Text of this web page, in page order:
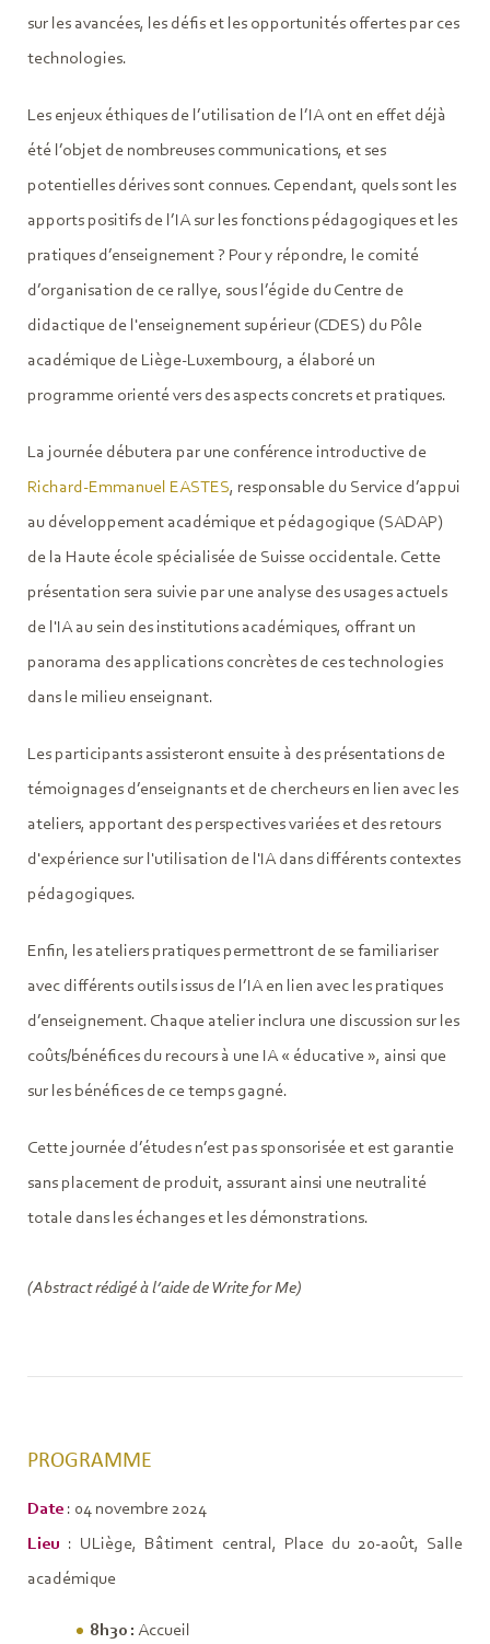
sur les avancées, les défis et les opportunités offertes par ces
technologies.
Les enjeux éthiques de l’utilisation de l’IA ont en effet déjà
été l’objet de nombreuses communications, et ses
potentielles dérives sont connues. Cependant, quels sont les
apports positifs de l’IA sur les fonctions pédagogiques et les
pratiques d’enseignement ? Pour y répondre, le comité
d’organisation de ce rallye, sous l’égide du Centre de
didactique de l'enseignement supérieur (CDES) du Pôle
académique de Liège-Luxembourg, a élaboré un
programme orienté vers des aspects concrets et pratiques.
La journée débutera par une conférence introductive de
Richard-Emmanuel EASTES, responsable du Service d’appui
au développement académique et pédagogique (SADAP)
de la Haute école spécialisée de Suisse occidentale. Cette
présentation sera suivie par une analyse des usages actuels
de l'IA au sein des institutions académiques, offrant un
panorama des applications concrètes de ces technologies
dans le milieu enseignant.
Les participants assisteront ensuite à des présentations de
témoignages d’enseignants et de chercheurs en lien avec les
ateliers, apportant des perspectives variées et des retours
d'expérience sur l'utilisation de l'IA dans différents contextes
pédagogiques.
Enfin, les ateliers pratiques permettront de se familiariser
avec différents outils issus de l’IA en lien avec les pratiques
d’enseignement. Chaque atelier inclura une discussion sur les
coûts/bénéfices du recours à une IA « éducative », ainsi que
sur les bénéfices de ce temps gagné.
Cette journée d’études n’est pas sponsorisée et est garantie
sans placement de produit, assurant ainsi une neutralité
totale dans les échanges et les démonstrations.
(Abstract rédigé à l’aide de Write for Me)
PROGRAMME
Date : 04 novembre 2024
Lieu : ULiège, Bâtiment central, Place du 20-août, Salle
académique
8h30 : Accueil